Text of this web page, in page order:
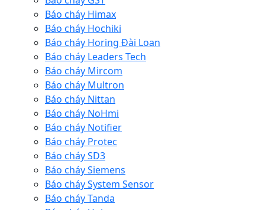
Báo cháy Himax
Báo cháy Hochiki
Báo cháy Horing Đài Loan
Báo cháy Leaders Tech
Báo cháy Mircom
Báo cháy Multron
Báo cháy Nittan
Báo cháy NoHmi
Báo cháy Notifier
Báo cháy Protec
Báo cháy SD3
Báo cháy Siemens
Báo cháy System Sensor
Báo cháy Tanda